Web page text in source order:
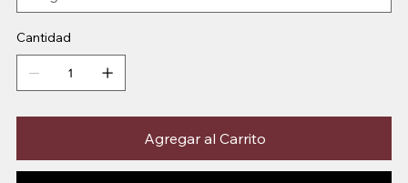
Cantidad
Agregar al Carrito